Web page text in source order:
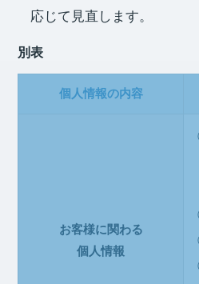
応じて見直します。
別表
個人情報の内容
お客様に関わる
個人情報